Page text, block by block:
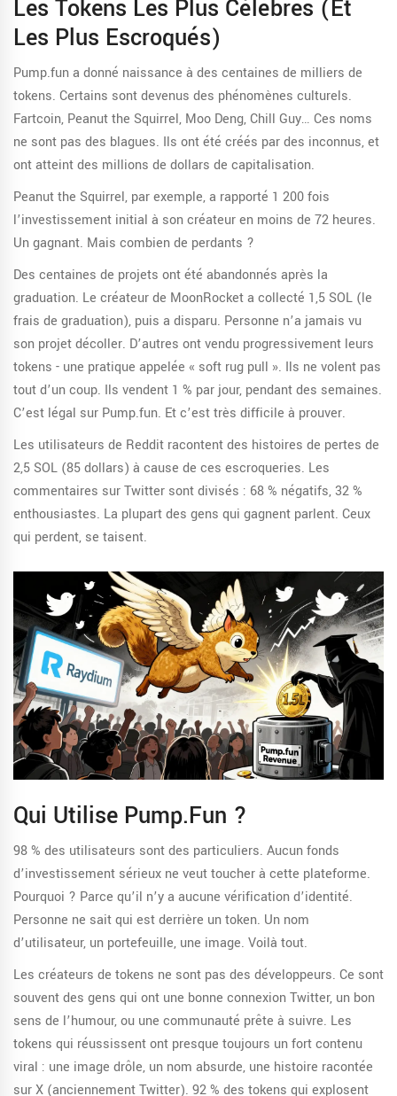
Les Tokens Les Plus Célèbres (et
Les Plus Escroqués)
Pump.fun a donné naissance à des centaines de milliers de
tokens. Certains sont devenus des phénomènes culturels.
Fartcoin, Peanut the Squirrel, Moo Deng, Chill Guy… Ces noms
ne sont pas des blagues. Ils ont été créés par des inconnus, et
ont atteint des millions de dollars de capitalisation.
Peanut the Squirrel, par exemple, a rapporté 1 200 fois
l’investissement initial à son créateur en moins de 72 heures.
Un gagnant. Mais combien de perdants ?
Des centaines de projets ont été abandonnés après la
graduation. Le créateur de MoonRocket a collecté 1,5 SOL (le
frais de graduation), puis a disparu. Personne n’a jamais vu
son projet décoller. D’autres ont vendu progressivement leurs
tokens - une pratique appelée « soft rug pull ». Ils ne volent pas
tout d’un coup. Ils vendent 1 % par jour, pendant des semaines.
C’est légal sur Pump.fun. Et c’est très difficile à prouver.
Les utilisateurs de Reddit racontent des histoires de pertes de
2,5 SOL (85 dollars) à cause de ces escroqueries. Les
commentaires sur Twitter sont divisés : 68 % négatifs, 32 %
enthousiastes. La plupart des gens qui gagnent parlent. Ceux
qui perdent, se taisent.
Qui Utilise Pump.fun ?
98 % des utilisateurs sont des particuliers. Aucun fonds
d’investissement sérieux ne veut toucher à cette plateforme.
Pourquoi ? Parce qu’il n’y a aucune vérification d’identité.
Personne ne sait qui est derrière un token. Un nom
d’utilisateur, un portefeuille, une image. Voilà tout.
Les créateurs de tokens ne sont pas des développeurs. Ce sont
souvent des gens qui ont une bonne connexion Twitter, un bon
sens de l’humour, ou une communauté prête à suivre. Les
tokens qui réussissent ont presque toujours un fort contenu
viral : une image drôle, un nom absurde, une histoire racontée
sur X (anciennement Twitter). 92 % des tokens qui explosent